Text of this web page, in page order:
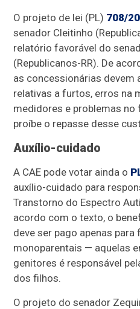
O projeto de lei (PL) 708/
senador Cleitinho
relatório favorável do
(Republicanos-RR). De
as concessionárias devem
relativas a furtos, erros na
medidores e problemas
proíbe o repasse desse
Auxílio-cuidado
A CAE pode votar ainda o
auxílio-cuidado para
Transtorno do Espectro
acordo com o texto, o
deve ser pago apenas
monoparentais — aquelas
genitores é responsável
dos filhos.
O projeto do senador